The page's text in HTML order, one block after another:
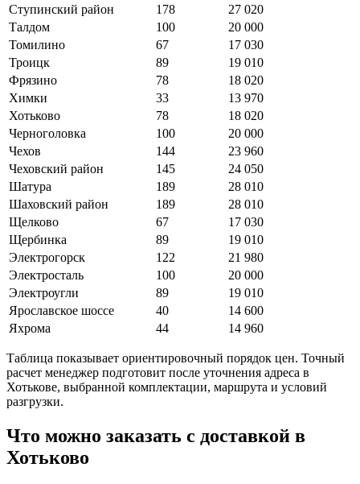
Ступинский район
178
27 020
Талдом
100
20 000
Томилино
67
17 030
Троицк
89
19 010
Фрязино
78
18 020
Химки
33
13 970
Хотьково
78
18 020
Черноголовка
100
20 000
Чехов
144
23 960
Чеховский район
145
24 050
Шатура
189
28 010
Шаховский район
189
28 010
Щелково
67
17 030
Щербинка
89
19 010
Электрогорск
122
21 980
Электросталь
100
20 000
Электроугли
89
19 010
Ярославское шоссе
40
14 600
Яхрома
44 14 960
Таблица показывает ориентировочный порядок цен. Точный
расчет менеджер подготовит после уточнения адреса в
Хотькове, выбранной комплектации, маршрута и условий
разгрузки.
Что можно заказать с доставкой в
Хотьково